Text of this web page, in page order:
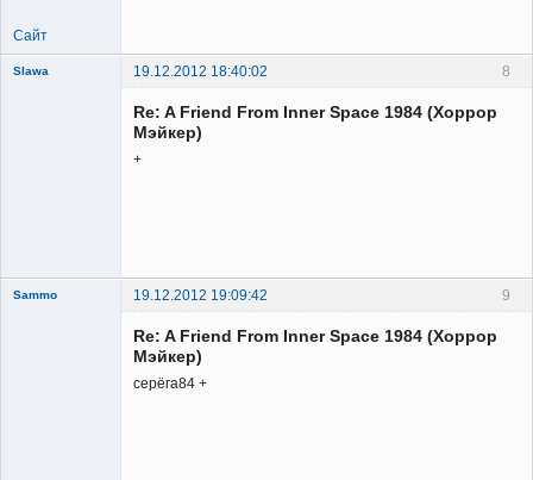
Сайт
8
Slawa
19.12.2012 18:40:02
Re: A Friend From Inner Space 1984 (Хоррор
Мэйкер)
+
9
Sammo
19.12.2012 19:09:42
Re: A Friend From Inner Space 1984 (Хоррор
Мэйкер)
серёга84 +